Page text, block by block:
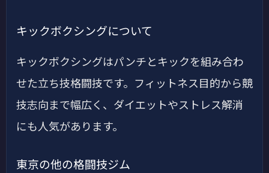
キックボクシングについて
キックボクシングはパンチとキックを組み合わ
せた立ち技格闘技です。フィットネス目的から競
技志向まで幅広く、ダイエットやストレス解消
にも人気があります。
東京の他の格闘技ジム